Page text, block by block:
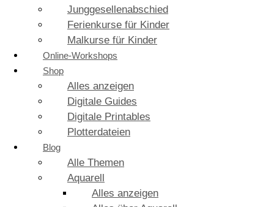
Junggesellenabschied
Ferienkurse für Kinder
Malkurse für Kinder
Online-Workshops
Shop
Alles anzeigen
Digitale Guides
Digitale Printables
Plotterdateien
Blog
Alle Themen
Aquarell
Alles anzeigen